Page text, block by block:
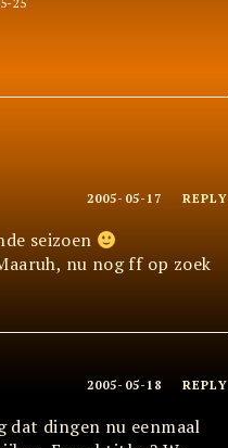
2005-05-17 REPLY
seizoen
nu nog ff op zoek
2005-05-18 REPLY
dat dingen nu eenmaal